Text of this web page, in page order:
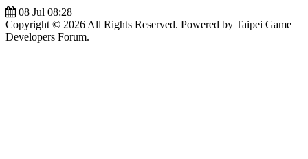
08 Jul 08:28
Copyright © 2026 All Rights Reserved. Powered by Taipei Game
Developers Forum.